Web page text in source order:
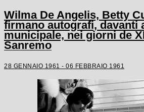
Wilma De Angelis, Betty
firmano autografi, davanti
municipale, nei giorni de
Sanremo
28 GENNAIO 1961 - 06 FEBBRAIO 1961